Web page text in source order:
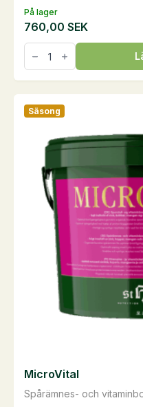
På lager
760,00 SEK
Curagest,
kg
mängd
Säsong
Spårämnes- och
MicroVital